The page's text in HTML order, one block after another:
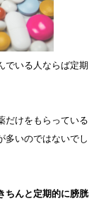
でいる人ならば定期
だけをもらっている
多いのではないでし
ちんと定期的に膀胱